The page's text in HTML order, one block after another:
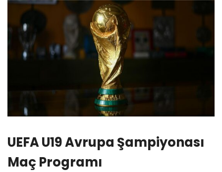
UEFA U19 Avrupa Şampiyonası
Maç Programı